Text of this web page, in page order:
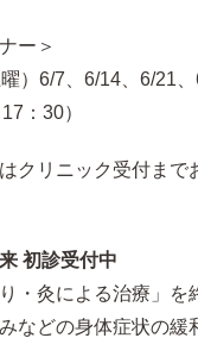
ー＞
）6/7、6/14、6/21、
：30）
クリニック受付まで
初診受付中
・灸による治療」を
などの身体症状の緩